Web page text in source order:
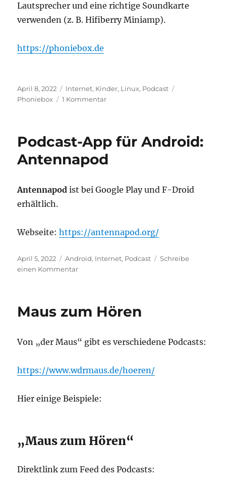
Lautsprecher und eine richtige Soundkarte
verwenden (z. B. Hifiberry Miniamp).
https://phoniebox.de
Veröffentlicht
am
April 8, 2022 Kategorien
Internet, Kinder, Linux, Podcast
Phoniebox
1 Kommentarzu
für
Podcast-App für Android:
Antennapod
Antennapod ist bei Google Play und F-Droid
erhältlich.
Webseite:https://antennapod.org/
Veröffentlicht
am
April 5, 2022 Kategorien
Android, Internet, Podcast
Schreibe
einen Kommentarzu
Android:
Maus zum Hören
Von „der Maus“ gibt es verschiedene Podcasts:
https://www.wdrmaus.de/hoeren/
Hier einige Beispiele:
„Maus zum Hören“
Direktlink zum Feed des Podcasts: